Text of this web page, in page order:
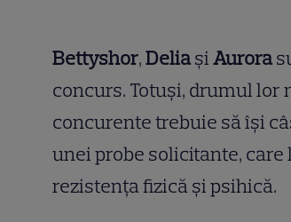
Bettyshor,DeliașiAurora
concurs. Totuși, drumul lor
concurente trebuie să își
unei probe solicitante,
rezistența fizică și psihică.